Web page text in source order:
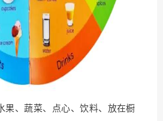
果、蔬菜、点心、饮料、放在橱